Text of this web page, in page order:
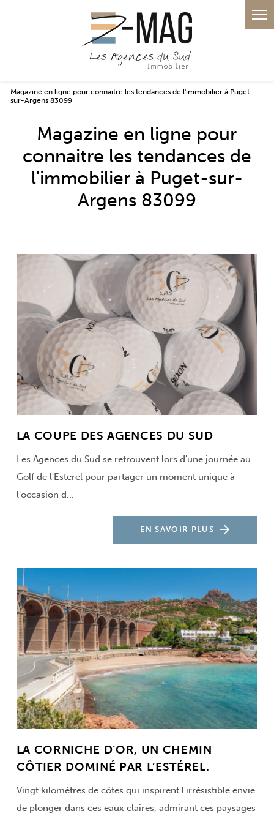
Magazine en ligne pour connaitre les tendances de l'immobilier à Puget-
sur-Argens 83099
Magazine en ligne pour
connaitre les tendances de
l'immobilier à Puget-sur-
Argens 83099
LA COUPE DES AGENCES DU SUD
Les Agences du Sud se retrouvent lors d'une journée au
Golf de l'Esterel pour partager un moment unique à
l'occasion d...
EN SAVOIR PLUS
LA CORNICHE D’OR, UN CHEMIN
CÔTIER DOMINÉ PAR L’ESTÉREL.
Vingt kilomètres de côtes qui inspirent l'irrésistible envie
de plonger dans ces eaux claires, admirant ces paysages